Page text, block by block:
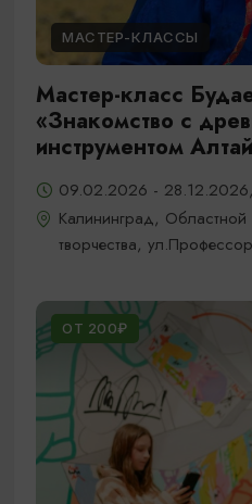
МАСТЕР-КЛАССЫ
Мастер-класс
«Знакомство с
инструментом
09.02.2026 -
Калининград,
творчества,
ОТ 200₽